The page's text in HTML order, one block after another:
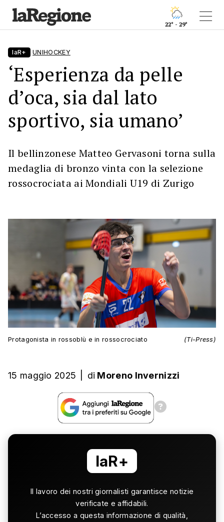
22° - 29°
laR+ UNIHOCKEY
‘Esperienza da pelle
d’oca, sia dal lato
sportivo, sia umano’
Il bellinzonese Matteo Gervasoni torna sulla
medaglia di bronzo vinta con la selezione
rossocrociata ai Mondiali U19 di Zurigo
Protagonista in rossoblù e in rossocrociato (Ti-Press)
15 maggio 2025 di Moreno Invernizzi
laR+
Il lavoro dei nostri giornalisti garantisce notizie
verificate e affidabili.
L’accesso a questa informazione di qualità,